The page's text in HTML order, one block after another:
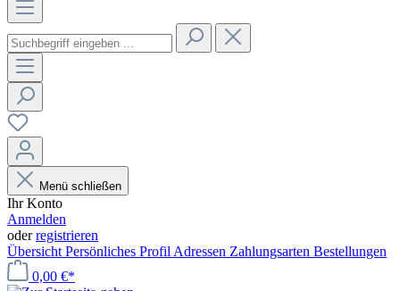
Menü schließen
Ihr Konto
Anmelden
oderregistrieren
Übersicht Persönliches Profil Adressen Zahlungsarten Bestellungen
0,00 €*